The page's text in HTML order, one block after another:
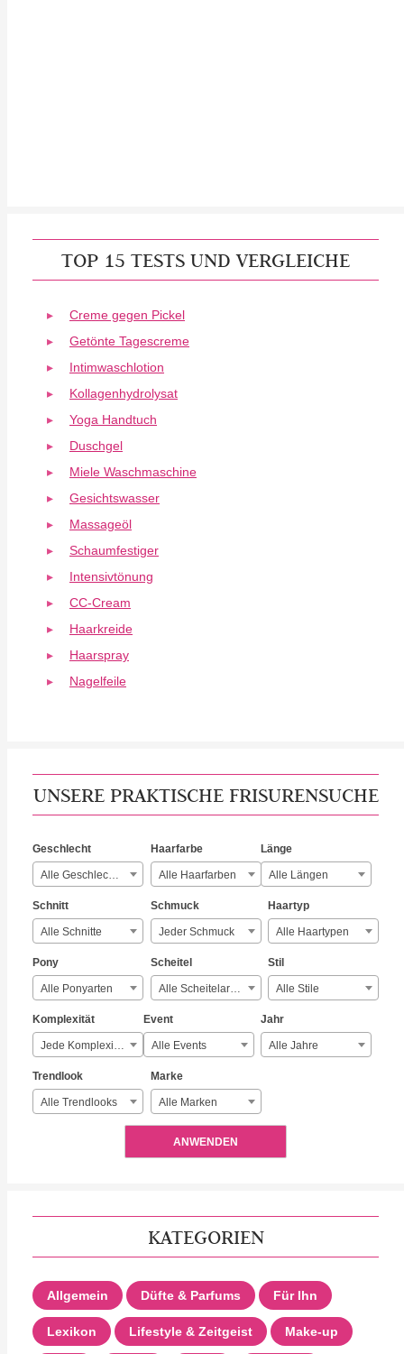
TOP 15 TESTS UND VERGLEICHE
Creme gegen Pickel
Getönte Tagescreme
Intimwaschlotion
Kollagenhydrolysat
Yoga Handtuch
Duschgel
Miele Waschmaschine
Gesichtswasser
Massageöl
Schaumfestiger
Intensivtönung
CC-Cream
Haarkreide
Haarspray
Nagelfeile
UNSERE PRAKTISCHE FRISURENSUCHE
Geschlecht
Alle Geschlechter
Haarfarbe
Alle Haarfarben
Länge
Alle Längen
Schnitt
Alle Schnitte
Schmuck
Jeder Schmuck
Haartyp
Alle Haartypen
Pony
Alle Ponyarten
Scheitel
Alle Scheitelarten
Stil
Alle Stile
Komplexität
Jede Komplexität
Event
Alle Events
Jahr
Alle Jahre
Trendlook
Alle Trendlooks
Marke
Alle Marken
ANWENDEN
KATEGORIEN
Allgemein Düfte & Parfums Für Ihn
Lexikon Lifestyle & Zeitgeist Make-up